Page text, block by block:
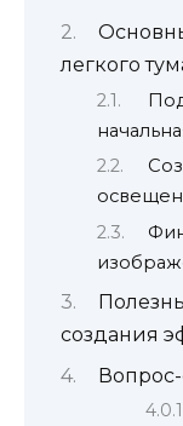
легкого
создания
Вопрос-